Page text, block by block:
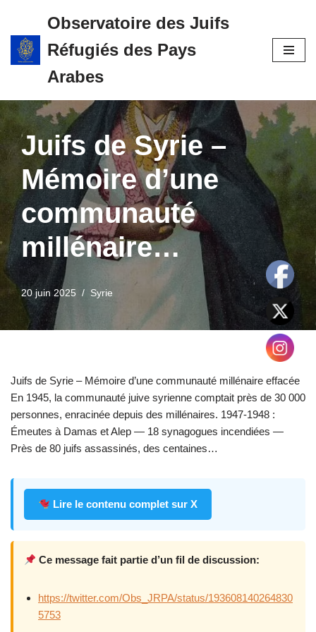
Aller
au
Observatoire des Juifs
Réfugiés des Pays
Arabes
Juifs de Syrie –
Mémoire d’une
communauté
millénaire…
20 juin 2025 Syrie
Juifs de Syrie – Mémoire d’une communauté millénaire effacée
En 1945, la communauté juive syrienne comptait près de 30 000
personnes, enracinée depuis des millénaires. 1947-1948 :
Émeutes à Damas et Alep — 18 synagogues incendiées —
Près de 80 juifs assassinés, des centaines…
Lire le contenu complet sur X
Ce message fait partie d’un fil de discussion:
https://twitter.com/Obs_JRPA/status/193608140264830
5753